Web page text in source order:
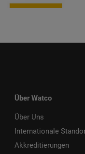
Über Watco
Über Uns
Internationale
Akkreditierungen